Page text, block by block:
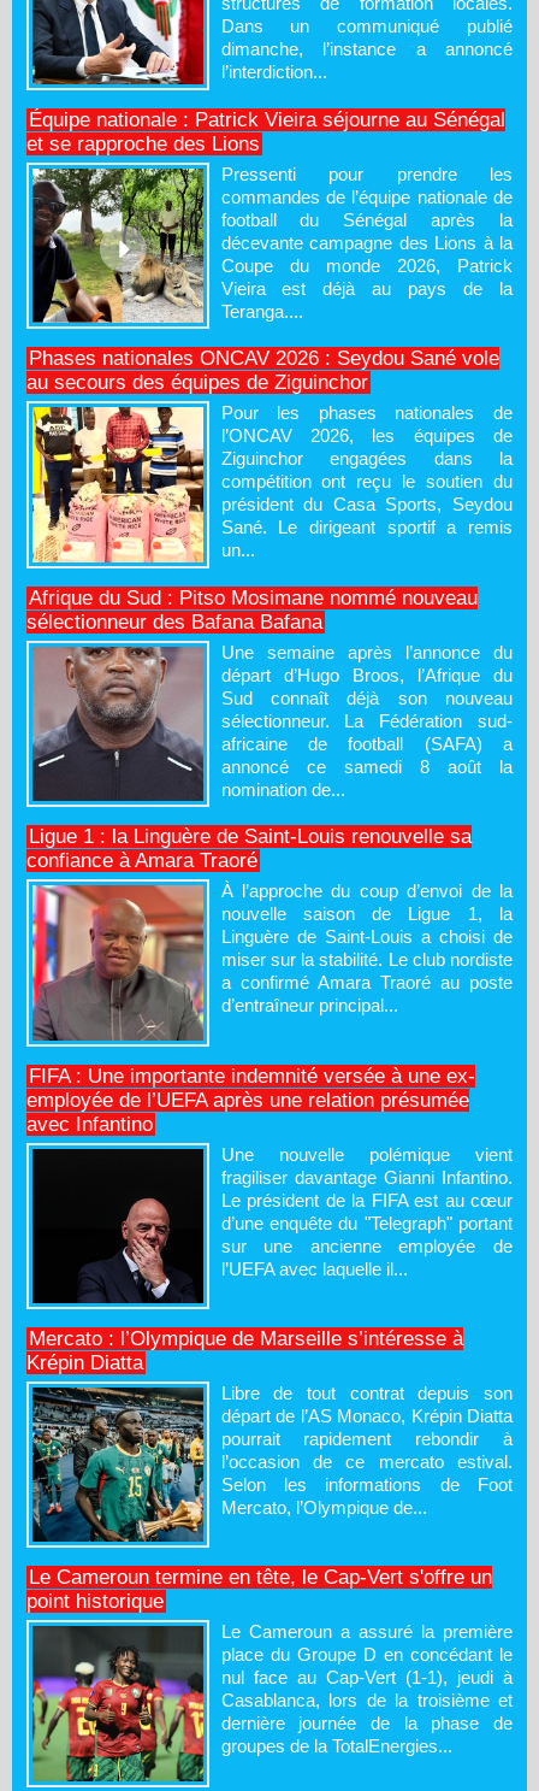
Dans un communiqué publié
dimanche, l’instance a annoncé
l’interdiction...
Équipe nationale : Patrick Vieira séjourne au Sénégal
et se rapproche des Lions
Pressenti pour prendre les
commandes de l’équipe nationale de
football du Sénégal après la
décevante campagne des Lions à la
Coupe du monde 2026, Patrick
Vieira est déjà au pays de la
Teranga....
Phases nationales ONCAV 2026 : Seydou Sané vole
au secours des équipes de Ziguinchor
Pour les phases nationales de
l’ONCAV 2026, les équipes de
Ziguinchor engagées dans la
compétition ont reçu le soutien du
président du Casa Sports, Seydou
Sané. Le dirigeant sportif a remis
un...
Afrique du Sud : Pitso Mosimane nommé nouveau
sélectionneur des Bafana Bafana
Une semaine après l’annonce du
départ d’Hugo Broos, l’Afrique du
Sud connaît déjà son nouveau
sélectionneur. La Fédération sud-
africaine de football (SAFA) a
annoncé ce samedi 8 août la
nomination de...
Ligue 1 : la Linguère de Saint-Louis renouvelle sa
confiance à Amara Traoré
À l’approche du coup d’envoi de la
nouvelle saison de Ligue 1, la
Linguère de Saint-Louis a choisi de
miser sur la stabilité. Le club nordiste
a confirmé Amara Traoré au poste
d’entraîneur principal...
FIFA : Une importante indemnité versée à une ex-
employée de l’UEFA après une relation présumée
avec Infantino
Une nouvelle polémique vient
fragiliser davantage Gianni Infantino.
Le président de la FIFA est au cœur
d’une enquête du "Telegraph" portant
sur une ancienne employée de
l’UEFA avec laquelle il...
Mercato : l’Olympique de Marseille s’intéresse à
Krépin Diatta
Libre de tout contrat depuis son
départ de l’AS Monaco, Krépin Diatta
pourrait rapidement rebondir à
l’occasion de ce mercato estival.
Selon les informations de Foot
Mercato, l’Olympique de...
Le Cameroun termine en tête, le Cap-Vert s'offre un
point historique
Le Cameroun a assuré la première
place du Groupe D en concédant le
nul face au Cap-Vert (1-1), jeudi à
Casablanca, lors de la troisième et
dernière journée de la phase de
groupes de la TotalEnergies...